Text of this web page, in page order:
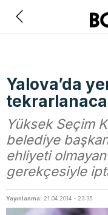
Yalova’da
Yüksek Seçim
belediye
ehliyeti
gerekçesiyle
Yayınlanma: 21.04.2014 - 23:35